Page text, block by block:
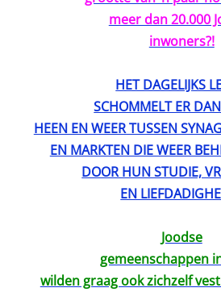
meer dan 20.000
inwoners?!
HET DAGELIJKS
SCHOMMELT ER
HEEN EN WEER TUSSEN
EN MARKTEN DIE WEER
DOOR HUN STUDIE,
EN
Joodse
gemeenschappen
wilden graag ook zichzelf